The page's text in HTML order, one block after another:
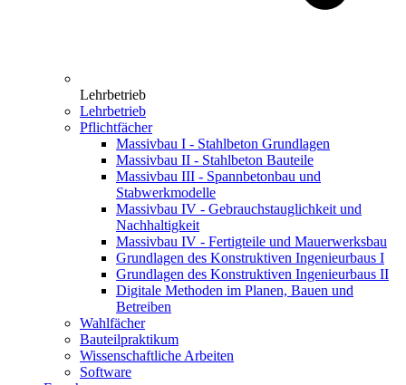
Lehrbetrieb
Lehrbetrieb
Pflichtfächer
Massivbau I - Stahlbeton Grundlagen
Massivbau II - Stahlbeton Bauteile
Massivbau III - Spannbetonbau und
Stabwerkmodelle
Massivbau IV - Gebrauchstauglichkeit und
Nachhaltigkeit
Massivbau IV - Fertigteile und Mauerwerksbau
Grundlagen des Konstruktiven Ingenieurbaus I
Grundlagen des Konstruktiven Ingenieurbaus II
Digitale Methoden im Planen, Bauen und
Betreiben
Wahlfächer
Bauteilpraktikum
Wissenschaftliche Arbeiten
Software